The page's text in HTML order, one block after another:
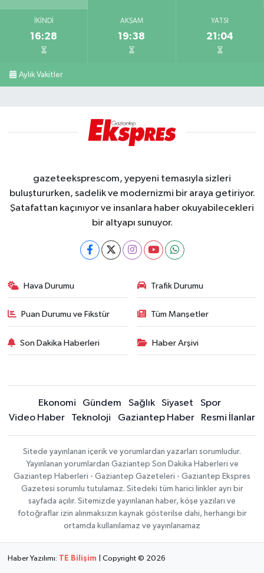
İKINDI
16:28
AKŞAM
19:38
YATSI
21:04
Aylık Vakitler
gazeteeksprescom, yepyeni temasıyla sizleri
buluştururken, sadelik ve modernizmi bir araya getiriyor.
Şatafattan kaçınıyor ve insanlara haber okuyabilecekleri
bir altyapı sunuyor.
Hava Durumu Trafik Durumu
Puan Durumu ve Fikstür Tüm Manşetler
Son Dakika Haberleri Haber Arşivi
Ekonomi Gündem Sağlık Siyaset
Spor
Video Haber
Teknoloji Gaziantep Haber Resmi İlanlar
Sitede yayınlanan içerik ve yorumlardan yazarları sorumludur.
Yayınlanan yorumlardan Gaziantep Son Dakika Haberleri ve
Gaziantep Haberleri - Gaziantep Gazeteleri - Gaziantep Ekspres
Gazetesi sorumlu tutulamaz. Sitedeki tüm harici linkler ayrı bir
sayfada açılır. Sitemizde yayınlanan haber, köşe yazıları ve
fotoğraflar izin alınmaksızın kaynak gösterilse dahi, herhangi bir
ortamda kullanılamaz ve yayınlanamaz
Haber Yazılımı: TE Bilişim | Copyright © 2026